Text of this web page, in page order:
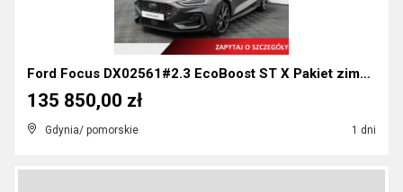
Ford Focus DX02561#2.3 EcoBoost ST X Pakiet zimowy...
Gdynia/ pomorskie 1 dni
135 850,00 zł